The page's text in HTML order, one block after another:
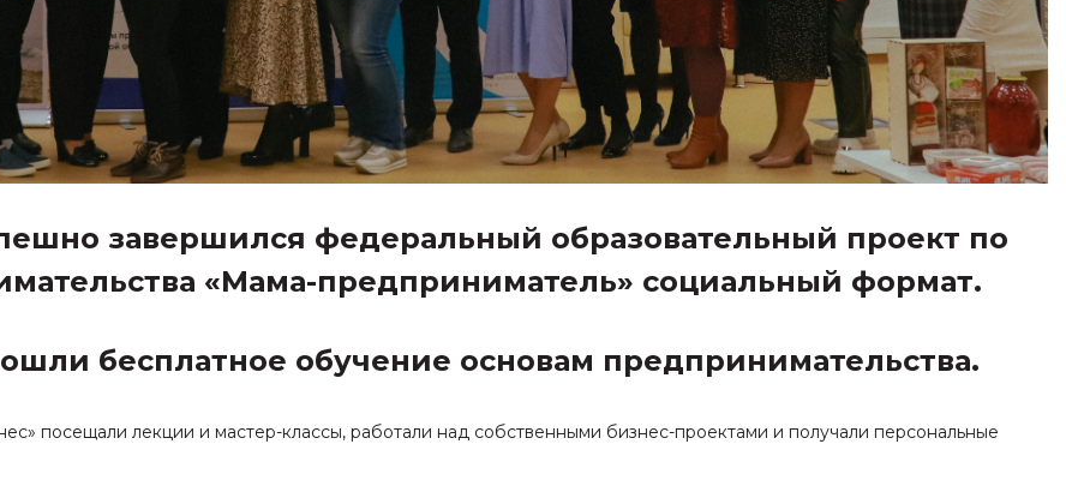
завершился федеральный образовательный проект по
«Мама-предприниматель» социальный формат.
бесплатное обучение основам предпринимательства.
посещали лекции и мастер-классы, работали над собственными бизнес-проектами и получали персональные